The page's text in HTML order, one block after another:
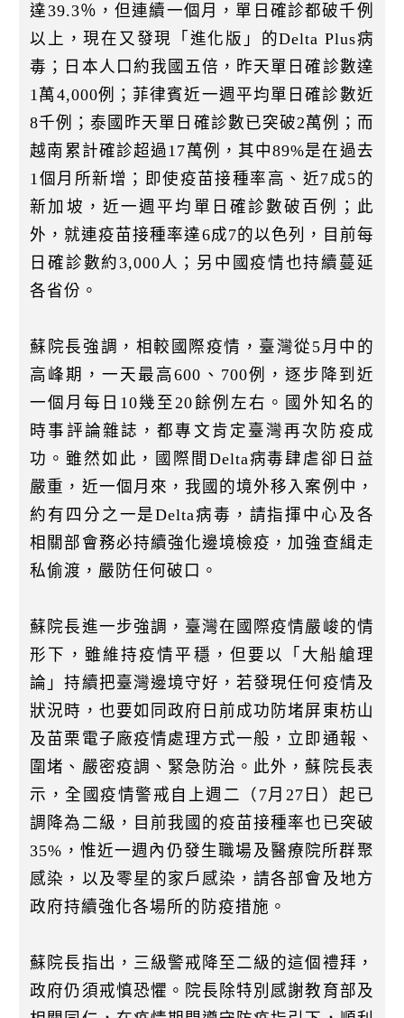
達39.3％，但連續一個月，單日確診都破千例
以上，現在又發現「進化版」的Delta Plus病
毒；日本人口約我國五倍，昨天單日確診數達
1萬4,000例；菲律賓近一週平均單日確診數近
8千例；泰國昨天單日確診數已突破2萬例；而
越南累計確診超過17萬例，其中89%是在過去
1個月所新增；即使疫苗接種率高、近7成5的
新加坡，近一週平均單日確診數破百例；此
外，就連疫苗接種率達6成7的以色列，目前每
日確診數約3,000人；另中國疫情也持續蔓延
各省份。
蘇院長強調，相較國際疫情，臺灣從5月中的
高峰期，一天最高600、700例，逐步降到近
一個月每日10幾至20餘例左右。國外知名的
時事評論雜誌，都專文肯定臺灣再次防疫成
功。雖然如此，國際間Delta病毒肆虐卻日益
嚴重，近一個月來，我國的境外移入案例中，
約有四分之一是Delta病毒，請指揮中心及各
相關部會務必持續強化邊境檢疫，加強查緝走
私偷渡，嚴防任何破口。
蘇院長進一步強調，臺灣在國際疫情嚴峻的情
形下，雖維持疫情平穩，但要以「大船艙理
論」持續把臺灣邊境守好，若發現任何疫情及
狀況時，也要如同政府日前成功防堵屏東枋山
及苗栗電子廠疫情處理方式一般，立即通報、
圍堵、嚴密疫調、緊急防治。此外，蘇院長表
示，全國疫情警戒自上週二（7月27日）起已
調降為二級，目前我國的疫苗接種率也已突破
35%，惟近一週內仍發生職場及醫療院所群聚
感染，以及零星的家戶感染，請各部會及地方
政府持續強化各場所的防疫措施。
蘇院長指出，三級警戒降至二級的這個禮拜，
政府仍須戒慎恐懼。院長除特別感謝教育部及